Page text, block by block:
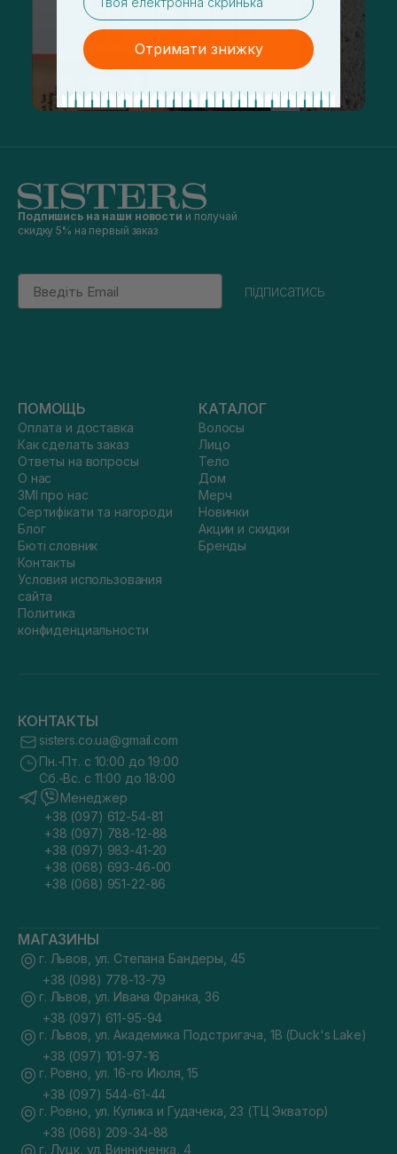
Подпишись на наши новости и получай
скидку 5% на первый заказ
Email
підписатись
ПОМОЩЬ
Оплата и доставка
Как сделать заказ
Ответы на вопросы
О нас
ЗМІ про нас
Сертифікати та нагороди
Блог
Бюті словник
Контакты
Условия использования
сайта
Политика
конфиденциальности
КАТАЛОГ
Волосы
Лицо
Тело
Дом
Мерч
Новинки
Акции и скидки
Бренды
КОНТАКТЫ
sisters.co.ua@gmail.com
Пн.-Пт. с 10:00 до 19:00
Сб.-Вс. с 11:00 до 18:00
Менеджер
+38 (097) 612-54-81
+38 (097) 788-12-88
+38 (097) 983-41-20
+38 (068) 693-46-00
+38 (068) 951-22-86
МАГАЗИНЫ
г. Львов, ул. Степана Бандеры, 45
+38 (098) 778-13-79
г. Львов, ул. Ивана Франка, 36
+38 (097) 611-95-94
г. Львов, ул. Академика Подстригача, 1В (Duck's Lake)
+38 (097) 101-97-16
г. Ровно, ул. 16-го Июля, 15
+38 (097) 544-61-44
г. Ровно, ул. Кулика и Гудачека, 23 (ТЦ Экватор)
+38 (068) 209-34-88
г. Луцк, ул. Винниченка, 4
Отримати знижку